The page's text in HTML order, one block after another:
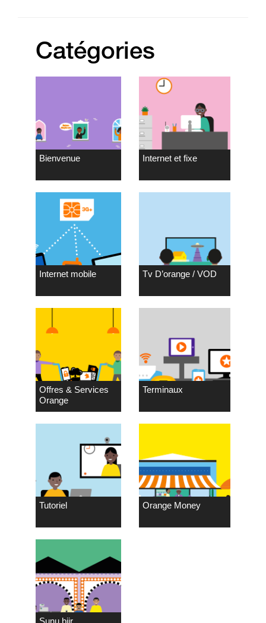
Catégories
Bienvenue Internet et fixe
Internet mobile Tv D’orange / VOD
Offres & Services
Orange
Terminaux
Tutoriel Orange Money
Sunu biir